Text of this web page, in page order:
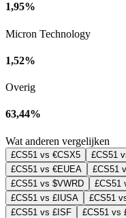
1,95%
Micron Technology
1,52%
Overig
63,44%
Wat anderen vergelijken
£CS51 vs €CSX5 £CS51
£CS51 vs €EUEA
£CS51
£CS51 vs $VWRD
£CS51
£CS51 vs £IUSA
£CS51
£CS51 vs £ISF
£CS51 vs